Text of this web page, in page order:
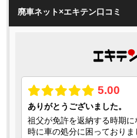
廃車ネット×エキテン口コミ